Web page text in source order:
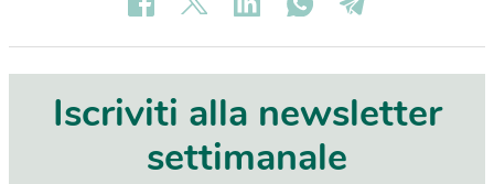
Iscriviti alla newsletter
settimanale